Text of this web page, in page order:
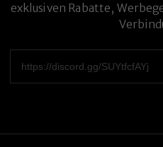
exklusiven Rabatte,